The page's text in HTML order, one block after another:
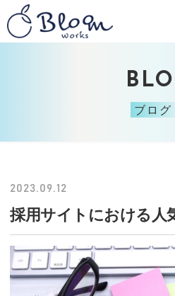
ブログ
2023.09.12
採用サイトにおける人